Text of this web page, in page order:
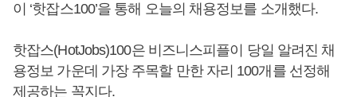
이 ‘핫잡스100’을 통해 오늘의 채용정보를 소개했다.
핫잡스(HotJobs)100은 비즈니스피플이 당일 알려진 채
용정보 가운데 가장 주목할 만한 자리 100개를 선정해
제공하는 꼭지다.